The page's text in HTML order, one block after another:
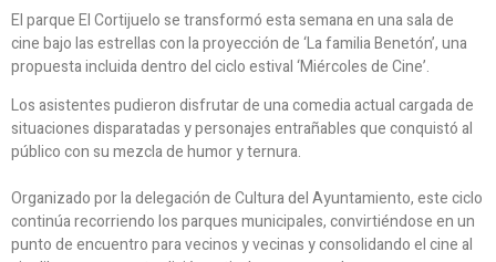
El parque El Cortijuelo se transformó esta semana en una sala de
cine bajo las estrellas con la proyección de ‘La familia Benetón’, una
propuesta incluida dentro del ciclo estival ‘Miércoles de Cine’.
Los asistentes pudieron disfrutar de una comedia actual cargada de
situaciones disparatadas y personajes entrañables que conquistó al
público con su mezcla de humor y ternura.
Organizado por la delegación de Cultura del Ayuntamiento, este ciclo
continúa recorriendo los parques municipales, convirtiéndose en un
punto de encuentro para vecinos y vecinas y consolidando el cine al